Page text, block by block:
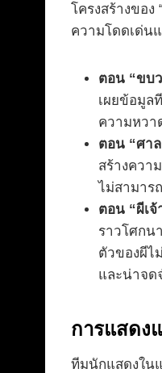
โครงสร้างของ
ความโดดเด่น
ตอน “ขบ
เผยข้อมูล
ความหวา
ตอน “ศา
สร้างควา
ไม่สามาร
ตอน “ผีเจ้
ราวโศกน
ตัวของผีไ
และน่าจด
การแสดง
ทีมนักแสดงใน